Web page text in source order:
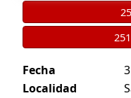
Fecha
Localidad